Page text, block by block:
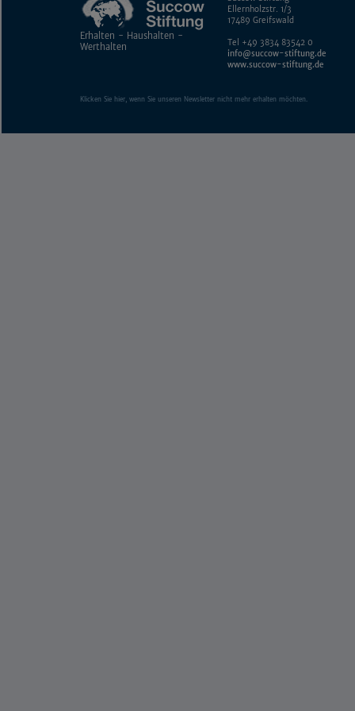
Erhalten - Haushalten -
Werthalten
Ellernholzstr. 1/3
17489 Greifswald
Tel +49 3834 83542 0
info@succow-stiftung.de
www.succow-stiftung.de
Klicken Sie hier, wenn Sie unseren Newsletter nicht mehr erhalten möchten.